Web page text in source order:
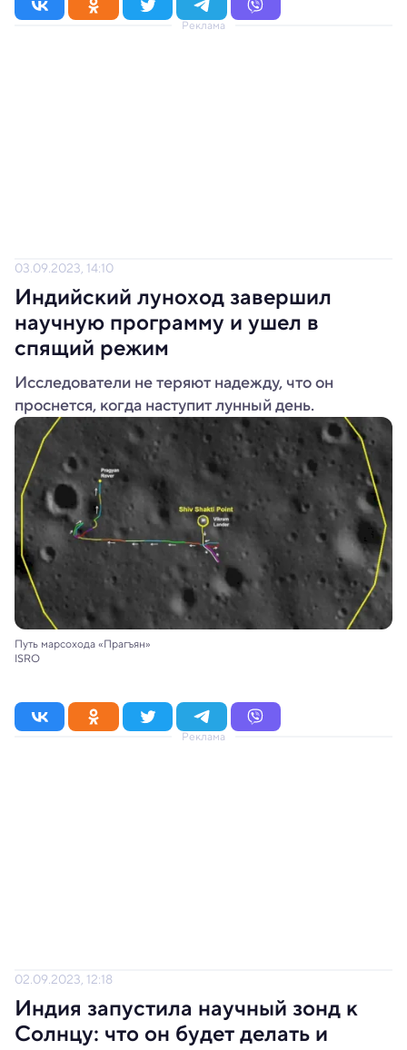
Реклама
03.09.2023, 14:10
Индийский луноход завершил
научную программу и ушел в
спящий режим
Исследователи не теряют надежду, что он
проснется, когда наступит лунный день.
Путь марсохода «Прагъян»
ISRO
Реклама
02.09.2023, 12:18
Индия запустила научный зонд к
Солнцу: что он будет делать и